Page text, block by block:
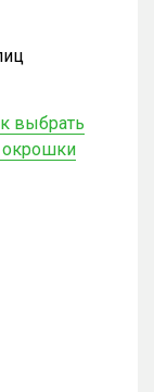
выбрать
окрошки